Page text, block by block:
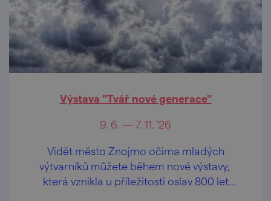
Výstava "Tvář nové generace"
9. 6. — 7. 11. '26
Vidět město Znojmo očima mladých
výtvarníků můžete během nové výstavy,
která vznikla u příležitosti oslav 800 let